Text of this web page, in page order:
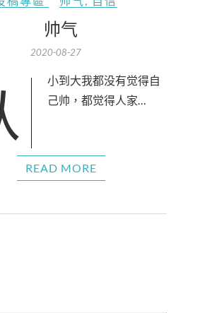
帅气
2020-08-27
得自 己帅，都觉得人家…
READ MORE